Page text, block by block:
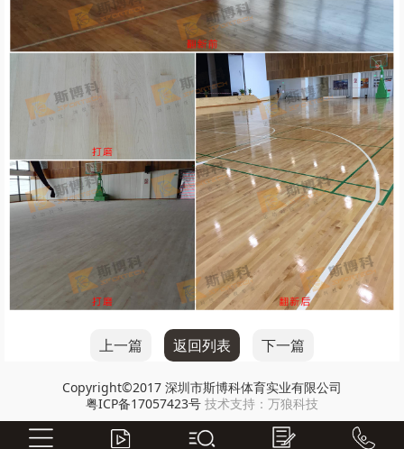
上一篇 返回列表 下一篇
Copyright©2017 深圳市斯博科体育实业有限公司
粤ICP备17057423号 技术支持： 万狼科技